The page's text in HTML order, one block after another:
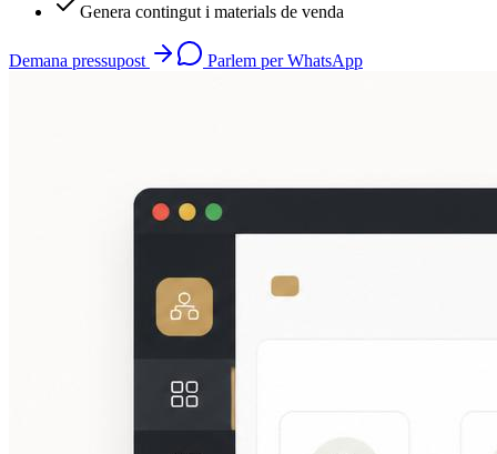
Genera contingut i materials de venda
Demana pressupost Parlem per WhatsApp